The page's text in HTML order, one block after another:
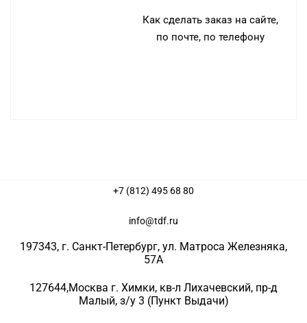
Как сделать заказ на сайте,
по почте, по телефону
+7 (812) 495 68 80
info@tdf.ru
197343, г. Санкт-Петербург, ул. Матроса Железняка,
57A
127644,Москва г. Химки, кв-л Лихачевский, пр-д
Малый, з/у 3 (Пункт Выдачи)